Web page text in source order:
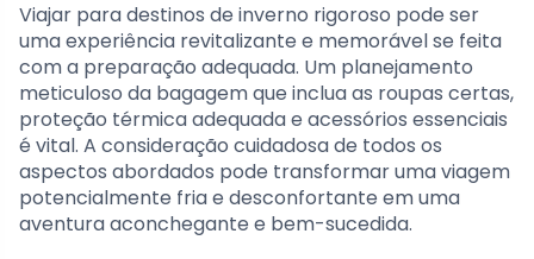
Viajar para destinos de inverno rigoroso pode ser
uma experiência revitalizante e memorável se feita
com a preparação adequada. Um planejamento
meticuloso da bagagem que inclua as roupas certas,
proteção térmica adequada e acessórios essenciais
é vital. A consideração cuidadosa de todos os
aspectos abordados pode transformar uma viagem
potencialmente fria e desconfortante em uma
aventura aconchegante e bem-sucedida.